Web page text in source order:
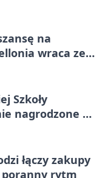
na
wraca ze
Szkoły
nagrodzone na
łączy zakupy
rytm